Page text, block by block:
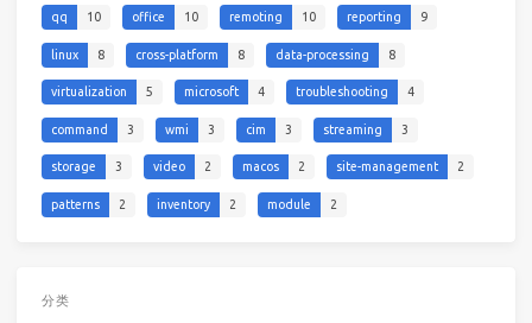
qq 10 office 10 remoting 10 reporting 9
linux 8 cross-platform 8 data-processing 8
virtualization 5 microsoft 4 troubleshooting 4
command 3 wmi 3 cim 3 streaming 3
storage 3 video 2 macos 2 site-management 2
patterns 2 inventory 2 module 2
分类